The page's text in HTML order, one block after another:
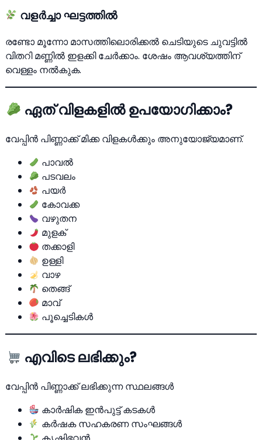
വളര്‍ച്ചാ ഘട്ടത്തില്‍
രണ്ടോ മൂന്നോ മാസത്തിലൊരിക്കല്‍ ചെടിയുടെ ചുവട്ടില്‍
വിതറി മണ്ണില്‍ ഇളക്കി ചേര്‍ക്കാം. ശേഷം ആവശ്യത്തിന്
വെള്ളം നല്‍കുക.
ഏത് വിളകളില്‍ ഉപയോഗിക്കാം?
വേപ്പിന്‍ പിണ്ണാക്ക് മിക്ക വിളകള്‍ക്കും അനുയോജ്യമാണ്.
പാവല്‍
പടവലം
പയര്‍
കോവക്ക
വഴുതന
മുളക്
തക്കാളി
ഉള്ളി
വാഴ
തെങ്ങ്
മാവ്
പൂച്ചെടികള്‍
എവിടെ ലഭിക്കും?
വേപ്പിന്‍ പിണ്ണാക്ക് ലഭിക്കുന്ന സ്ഥലങ്ങള്‍
കാര്‍ഷിക ഇന്‍പുട്ട് കടകള്‍
കര്‍ഷക സഹകരണ സംഘങ്ങള്‍